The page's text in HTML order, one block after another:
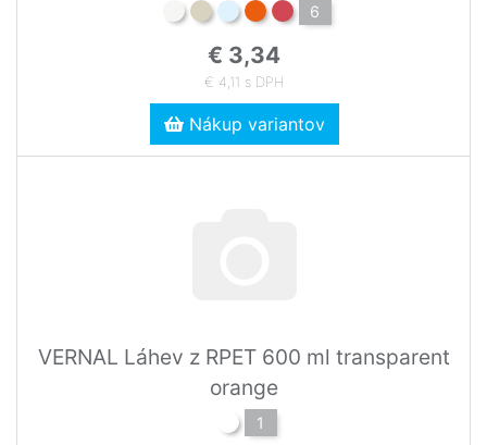
6
€ 3,34
€ 4,11 s DPH
Nákup variantov
VERNAL Láhev z RPET 600 ml transparent
orange
1